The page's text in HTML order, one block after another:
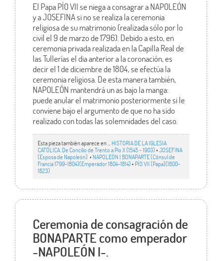
El Papa PÍO VII se niega a consagrar a NAPOLEÓN
y a JOSEFINA si no se realiza la ceremonia
religiosa de su matrimonio (realizada sólo por lo
civil el 9 de marzo de 1796). Debido a esto, en
ceremonia privada realizada en la Capilla Real de
las Tullerías el dia anterior a la coronación, es
decir el 1 de diciembre de 1804, se efectúa la
ceremonia religiosa. De esta manera también,
NAPOLEÓN mantendrá un as bajo la manga:
puede anular el matrimonio posteriormente si le
conviene bajo el argumento de que no ha sido
realizado con todas las solemnidades del caso.
Esta pieza también aparece en ... HISTORIA DE LA IGLESIA
CATÓLICA. De Concilio de Trento a Pío X (1545 - 1903)•JOSEFINA
(Esposa de Napoleón) • NAPOLEÓN I BONAPARTE (Cónsul de
Francia 1799-1804)(Emperador 1804-1814)• PÍO VII (Papa)(1800-
1823)
Ceremonia de consagración de
BONAPARTE como emperador
-NAPOLEÓN I-.